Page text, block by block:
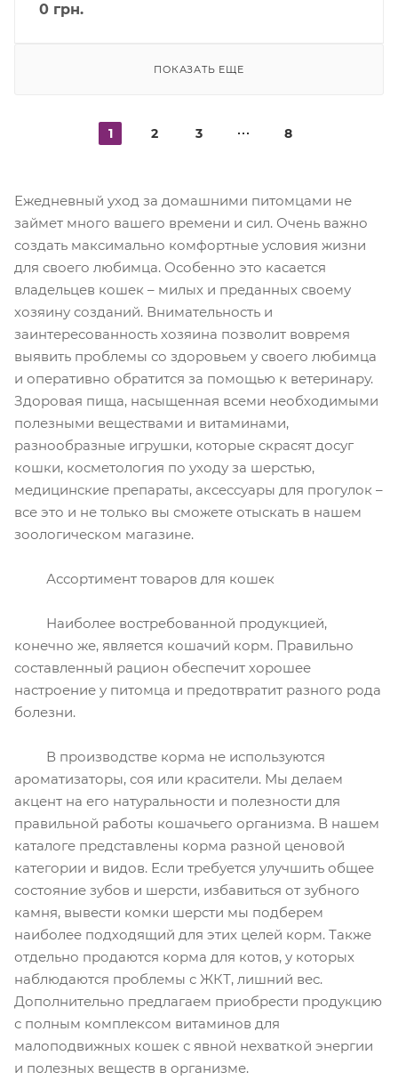
0 грн.
ПОКАЗАТЬ ЕЩЕ
1 2 3 8
Ежедневный уход за домашними питомцами не
займет много вашего времени и сил. Очень важно
создать максимально комфортные условия жизни
для своего любимца. Особенно это касается
владельцев кошек – милых и преданных своему
хозяину созданий. Внимательность и
заинтересованность хозяина позволит вовремя
выявить проблемы со здоровьем у своего любимца
и оперативно обратится за помощью к ветеринару.
Здоровая пища, насыщенная всеми необходимыми
полезными веществами и витаминами,
разнообразные игрушки, которые скрасят досуг
кошки, косметология по уходу за шерстью,
медицинские препараты, аксессуары для прогулок –
все это и не только вы сможете отыскать в нашем
зоологическом магазине.
Ассортимент товаров для кошек
Наиболее востребованной продукцией,
конечно же, является кошачий корм. Правильно
составленный рацион обеспечит хорошее
настроение у питомца и предотвратит разного рода
болезни.
В производстве корма не используются
ароматизаторы, соя или красители. Мы делаем
акцент на его натуральности и полезности для
правильной работы кошачьего организма. В нашем
каталоге представлены корма разной ценовой
категории и видов. Если требуется улучшить общее
состояние зубов и шерсти, избавиться от зубного
камня, вывести комки шерсти мы подберем
наиболее подходящий для этих целей корм. Также
отдельно продаются корма для котов, у которых
наблюдаются проблемы с ЖКТ, лишний вес.
Дополнительно предлагаем приобрести продукцию
с полным комплексом витаминов для
малоподвижных кошек с явной нехваткой энергии
и полезных веществ в организме.